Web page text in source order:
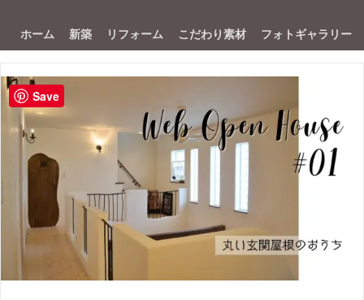
ホーム 新築 リフォーム こだわり素材 フォトギャラリー
Save